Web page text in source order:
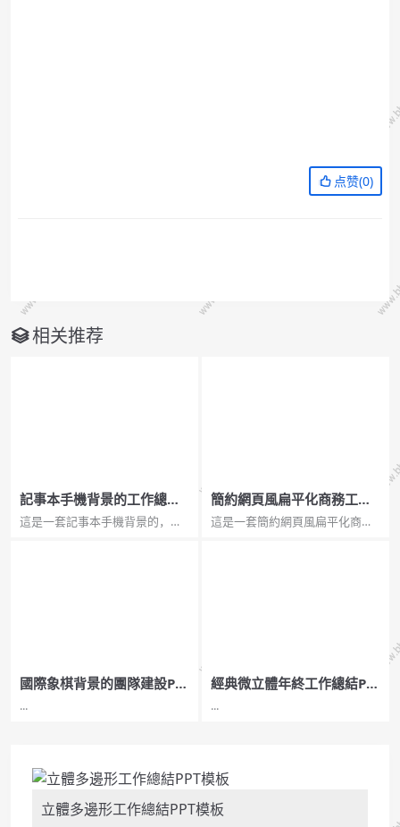
点赞(0)
相关推荐
記事本手機背景的工作總結
計劃PPT模板
這是一套記事本手機背景的，新
簡約網頁風扁平化商務工作
彙報PPT模板
這是一套簡約網頁風扁平化商務
國際象棋背景的團隊建設PP
...
經典微立體年終工作總結PP
...
立體多邊形工作總結PPT模板